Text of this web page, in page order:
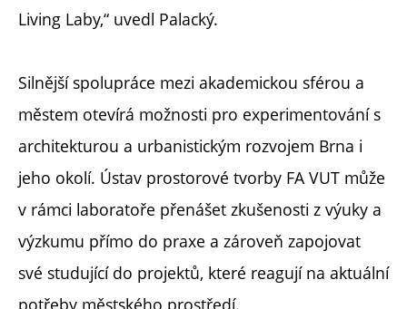
Living Laby,“ uvedl Palacký.
Silnější spolupráce mezi akademickou sférou a
městem otevírá možnosti pro experimentování s
architekturou a urbanistickým rozvojem Brna i
jeho okolí. Ústav prostorové tvorby FA VUT může
v rámci laboratoře přenášet zkušenosti z výuky a
výzkumu přímo do praxe a zároveň zapojovat
své studující do projektů, které reagují na aktuální